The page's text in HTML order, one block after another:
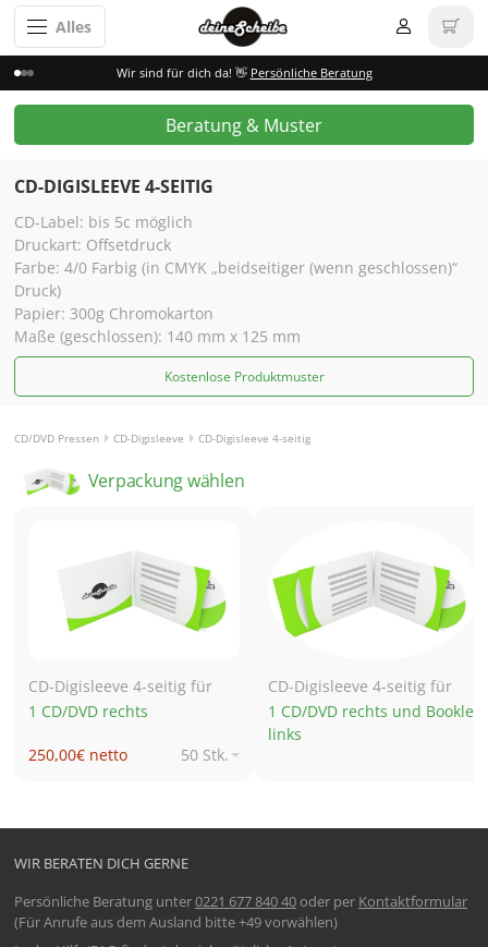
Alles
Wir sind für dich da! 👋 Persönliche Beratung
Beratung & Muster
CD-DIGISLEEVE 4-SEITIG
CD-Label: bis 5c möglich
Druckart: Offsetdruck
Farbe: 4/0 Farbig (in CMYK „beidseitiger (wenn geschlossen)“
Druck)
Papier: 300g Chromokarton
Maße (geschlossen): 140 mm x 125 mm
Kostenlose Produktmuster
CD/DVD Pressen CD-Digisleeve CD-Digisleeve 4-seitig
Verpackung wählen
CD-Digisleeve 4-seitig für
1 CD/DVD rechts
250,00€ netto
50 Stk.
1.724,71€ netto
1.000 Stk.
CD-Digisleeve 4-seitig für
1 CD/DVD rechts und Booklet
links
WIR BERATEN DICH GERNE
Persönliche Beratung unter0221 677 840 40oder per Kontaktformular
(Für Anrufe aus dem Ausland bitte +49 vorwählen)